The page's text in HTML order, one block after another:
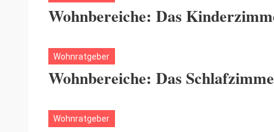
Wohnbereiche: Das
Wohnratgeber
Wohnbereiche: Das
Wohnratgeber